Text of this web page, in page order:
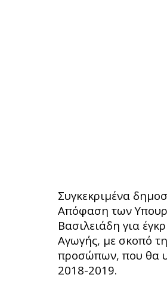
Συγκεκριμένα
Απόφαση των
Βασιλειάδη για
Αγωγής, με σκοπό
προσώπων, που θα
2018-2019.